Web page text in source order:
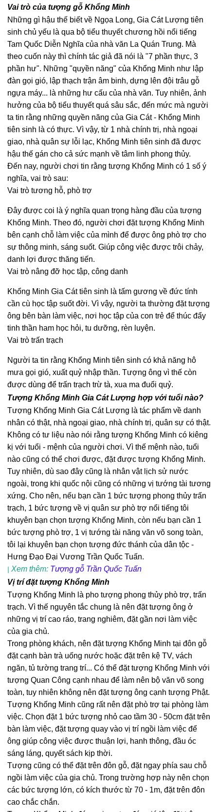
Vai trò của tượng gỗ Khổng Minh
Những gì hậu thế biết về Ngọa Long, Gia Cát Lượng tiên
sinh chủ yếu là qua bộ tiểu thuyết chương hồi nổi tiếng
Tam Quốc Diễn Nghĩa của nhà văn La Quán Trung. Mà
theo cuốn này thì chính tác giả đã nói là "7 phần thực, 3
phần hư". Những "quyền năng" của Khổng Minh như lập
đàn gọi gió, lập thạch trận âm binh, dựng lên đội trâu gỗ
ngựa máy... là những hư cấu của nhà văn. Tuy nhiên, ảnh
hưởng của bộ tiểu thuyết quá sâu sắc, đến mức mà người
ta tin rằng những quyền năng của Gia Cát - Khổng Minh
tiên sinh là có thực. Vì vậy, từ 1 nhà chính trị, nhà ngoại
giao, nhà quân sự lỗi lạc, Khổng Minh tiên sinh đã được
hậu thế gán cho cả sức mạnh về tâm linh phong thủy.
Đến nay, người chơi tin rằng tượng Khổng Minh có 1 số ý
nghĩa, vai trò sau:
Vai trò tương hỗ, phò trợ
Đây được coi là ý nghĩa quan trọng hàng đầu của tượng
Khổng Minh. Theo đó, người chơi đặt tượng Khổng Minh
bên cạnh chỗ làm việc của mình để được ông phò trợ cho
sự thông minh, sáng suốt. Giúp công việc được trôi chảy,
danh lợi được thăng tiến.
Vai trò nâng đỡ học tập, công danh
Khổng Minh Gia Cát tiên sinh là tấm gương về đức tính
cần cù học tập suốt đời. Vì vậy, người ta thường đặt tượng
ông bên bàn làm việc, nơi học tập của con trẻ để thúc đẩy
tinh thần ham học hỏi, tu dưỡng, rèn luyện.
Vai trò trấn trạch
Người ta tin rằng Khổng Minh tiên sinh có khả năng hô
mưa gọi gió, xuất quỷ nhập thần. Tượng ông vì thế còn
được dùng để trấn trạch trừ tà, xua ma đuổi quỷ.
Tượng Khổng Minh Gia Cát Lượng hợp với tuổi nào?
Tượng Khổng Minh Gia Cát Lượng là tác phẩm về danh
nhân có thật, nhà ngoại giao, nhà chính trị, quân sự có thật.
Không có tư liệu nào nói rằng tượng Khổng Minh có kiêng
kị với tuổi - mệnh của người chơi. Vì thế mệnh nào, tuổi
nào cũng có thể chơi được, đặt được tượng Khổng Minh.
Tuy nhiên, dù sao đây cũng là nhân vật lịch sử nước
ngoài, trong khi quốc nội cũng có những vị tướng tài tương
xứng. Cho nên, nếu bạn cần 1 bức tượng phong thủy trấn
trạch, 1 bức tượng về vị quân sư phò trợ nổi tiếng tôi
khuyên bạn chọn tượng Khổng Minh, còn nếu bạn cần 1
bức tượng phò trợ, 1 vị tướng tài năng văn võ song toàn,
tôi lại khuyên bạn chọn tượng đức thánh của dân tộc -
Hưng Đạo Đại Vương Trần Quốc Tuấn.
| Xem thêm: Tượng gỗ Trần Quốc Tuấn
Vị trí đặt tượng Khổng Minh
Tượng Khổng Minh là pho tượng phong thủy phò trợ, trấn
trạch. Vì thế nguyên tắc chung là nên đặt tượng ông ở
những vị trí cao ráo, trang nghiêm, đặt gần nơi làm việc
của gia chủ.
Trong phòng khách, nên đặt tượng Khổng Minh tại đôn gỗ
đặt cạnh bàn trà uống nước hoặc đặt trên kệ TV, vách
ngăn, tủ tường trang trí... Có thể đặt tượng Khổng Minh với
tượng Quan Công cạnh nhau để làm nên bộ văn võ song
toàn, tuy nhiên không nên đặt tượng ông cạnh tượng Phật.
Tượng Khổng Minh cũng rất nên đặt phò trợ tại phòng làm
việc. Chọn đặt 1 bức tượng nhỏ cao tầm 30 - 50cm đặt trên
bàn làm việc, đặt tượng quay vào vị trí ngồi làm việc để
ông giúp công việc được thuận lợi, hanh thông, đầu óc
sáng láng, quyết sách kịp thời.
Tượng cũng có thể đặt trên đôn gỗ, đặt ngay phía sau chỗ
ngồi làm việc của gia chủ. Trong trường hợp này nên chọn
các bức tượng lớn, có kích thước từ 70 - 1m, đặt trên đôn
cao chắc chắn.